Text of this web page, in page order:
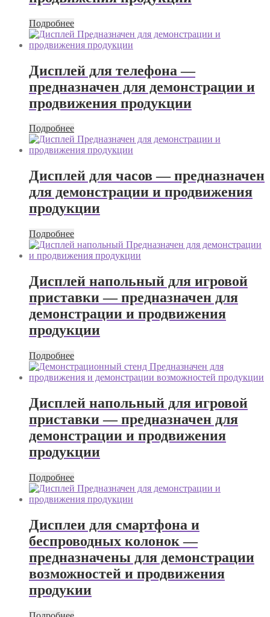
Подробнее
Дисплей для телефона —
предназначен для демонстрации и
продвижения продукции
Подробнее
Дисплей для часов — предназначен
для демонстрации и продвижения
продукции
Подробнее
Дисплей напольный для игровой
приставки — предназначен для
демонстрации и продвижения
продукции
Подробнее
Дисплей напольный для игровой
приставки — предназначен для
демонстрации и продвижения
продукции
Подробнее
Дисплеи для смартфона и
беспроводных колонок —
предназначены для демонстрации
возможностей и продвижения
продукии